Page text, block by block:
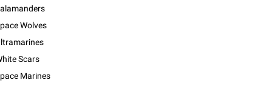
Wolves
Scars
Marines